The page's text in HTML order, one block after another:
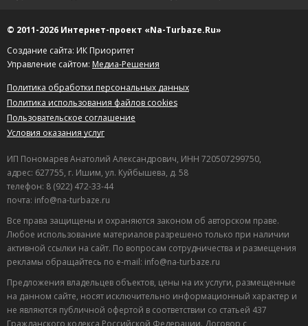
© 2011-2026 Интернет-проект «Na-Turbaze.Ru»
Создание сайта: ИК Приоритет
Управление сайтом: Медиа-Решения
Политика обработки персональных данных
Политика использования файлов cookies
Пользовательское соглашение
Условия оказания услуг
ИП Пономарев Анатолий Александрович, ИНН 720507299750,
адрес: 627755, г. Ишим, ул. Куйбышева, д. 58
телефон: 8 (922) 472-33-44
почта: info@na-turbaze.ru
Все права защищены и охраняются законом об авторском праве.
Любое использование материалов разрешено только при наличии
активной ссылки на сайт. По вопросам сотрудничества и размещения
рекламы обращайтесь по e-mail: info@na-turbaze.ru
Предложения владельцев объектов, цены на их услуги, размещенные
на данном сайте, носят исключительно информационный характер и
не являются публичной офертой в соответствии со статьей 437